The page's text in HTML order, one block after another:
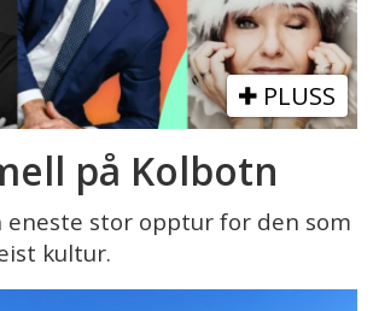
PLUSS
på Kolbotn
eneste stor opptur for den som
kultur.